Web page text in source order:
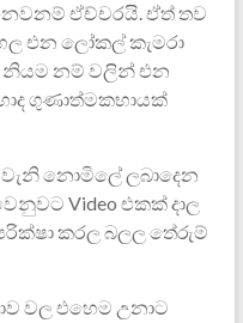
ඒච්චරයි. ඒත් තව
එන ලෝකල් කැමරා
නියම නම් වලින් එන
ගුණාත්මකභායක්
වැනි නොමිලේ ලබාදෙන
Video එකක් දාල
කරල බලල තේරුම්
වල එහෙම උනාට